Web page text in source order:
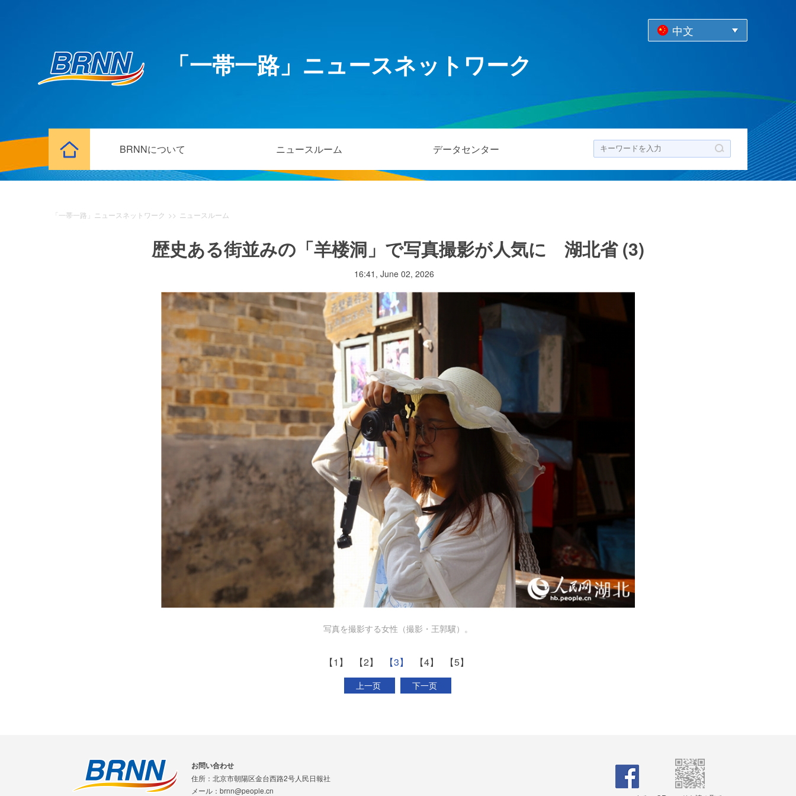
中文
「一帯一路」ニュースネットワーク
BRNNについて ニュースルーム データセンター
「一帯一路」ニュースネットワーク >> ニュースルーム
歴史ある街並みの「羊楼洞」で写真撮影が人気に 湖北省 (3)
16:41, June 02, 2026
写真を撮影する女性（撮影・王郭驥）。
【1】 【2】 【3】 【4】 【5】
上一页 下一页
お問い合わせ
住所：北京市朝陽区金台西路2号人民日報社
メール：brnn@people.cn